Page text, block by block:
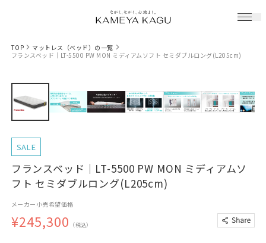
TOP
マットレス（ベッド）の一覧
フランスベッド｜LT-5500 PW MON ミディアムソフト セミダブルロング(L205cm)
SALE
フランスベッド｜LT-5500 PW MON ミディアムソ
フト セミダブルロング(L205cm)
メーカー小売希望価格
¥245,300 （税込）